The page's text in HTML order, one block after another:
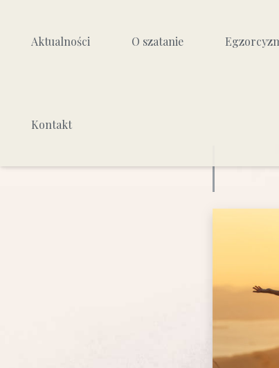
Aktualności O szatanie
Szatan wobec świętych
Skuteczność
Kontakt